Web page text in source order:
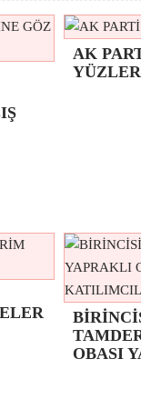
AK
YÜZLER
OBASI